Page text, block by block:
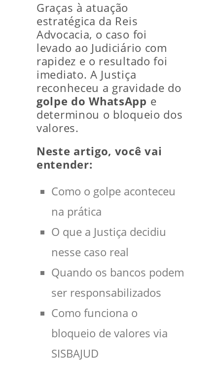
Graças à atuação
estratégica da Reis
Advocacia, o caso foi
levado ao Judiciário com
rapidez e o resultado foi
imediato. A Justiça
reconheceu a gravidade do
golpe do WhatsApp e
determinou o bloqueio dos
valores.
Neste artigo, você vai
entender:
Como o golpe aconteceu
na prática
O que a Justiça decidiu
nesse caso real
Quando os bancos podem
ser responsabilizados
Como funciona o
bloqueio de valores via
SISBAJUD